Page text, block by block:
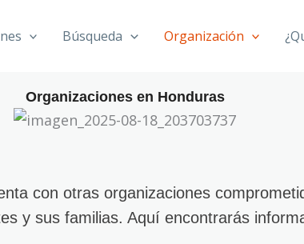
Búsqueda Organización
Organizaciones en Honduras
con otras organizaciones
y sus familias. Aquí encontrarás